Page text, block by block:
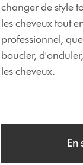
changer de style
les cheveux tout
professionnel,
boucler,
les cheveux.
En